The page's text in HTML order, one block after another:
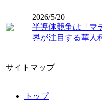
2026/5/20
半導体競争は「
界が注目する華人
サイトマップ
トップ